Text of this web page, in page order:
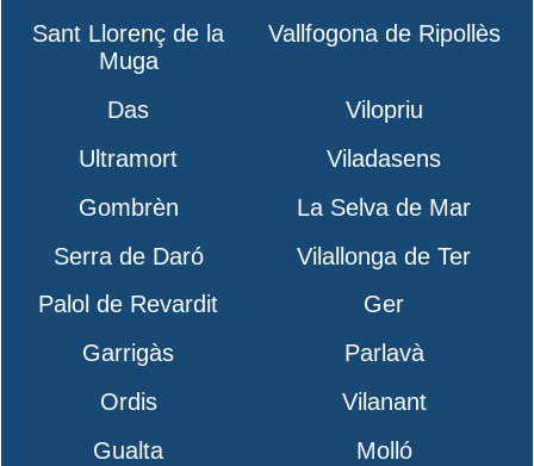
Sant Llorenç de la
Muga
Vallfogona de Ripollès
Das
Vilopriu
Ultramort
Viladasens
Gombrèn
La Selva de Mar
Serra de Daró
Vilallonga de Ter
Palol de Revardit
Ger
Garrigàs
Parlavà
Ordis
Vilanant
Gualta
Molló